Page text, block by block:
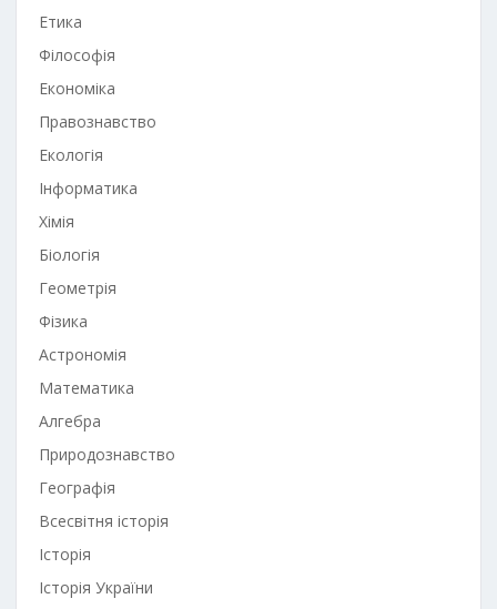
Етика
Філософія
Економіка
Правознавство
Екологія
Інформатика
Хімія
Біологія
Геометрія
Фізика
Астрономія
Математика
Алгебра
Природознавство
Географія
Всесвітня історія
Історія
Історія України